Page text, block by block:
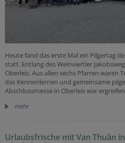
Heute fand das erste Mal ein Pilgertag
statt. Entlang des Weinviertler
Oberleis. Aus allen sechs Pfarren waren
das Kennenlernen und gemeinsame
Abschlussmesse in Oberleis war
mehr
Urlaubsfrische mit Van Thuân